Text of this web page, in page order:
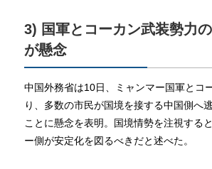
3) 国軍とコーカン武装勢力
が懸念
中国外務省は10日、ミャンマー国軍とコ
り、多数の市民が国境を接する中国側へ
ことに懸念を表明。国境情勢を注視する
ー側が安定化を図るべきだと述べた。